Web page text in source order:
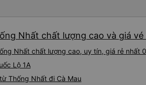
Nhất chất lượng cao và giá
Nhất chất lượng cao, uy tín, giá rẻ nhất
Lộ 1A
Thống Nhất đi Cà Mau